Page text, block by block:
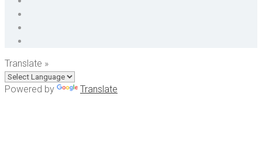
Translate »
Powered by Translate